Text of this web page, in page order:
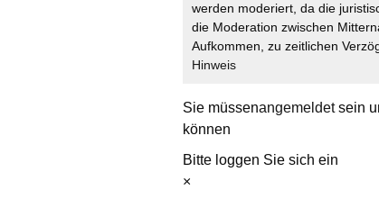
werden moderiert, da die
die Moderation zwischen
Aufkommen, zu zeitlichen
Hinweis
Sie müssenangemeldetsein
können
Bitte loggen Sie sich ein
×